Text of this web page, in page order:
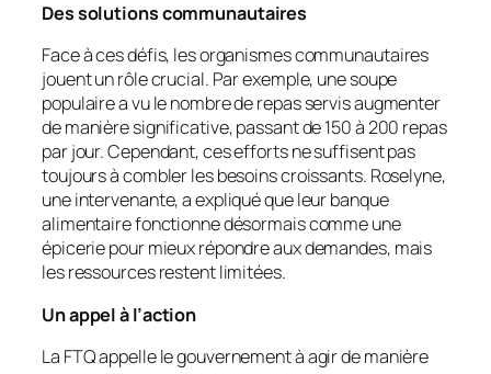
Des solutions communautaires
Face à ces défis, les organismes communautaires
jouent un rôle crucial. Par exemple, une soupe
populaire a vu le nombre de repas servis augmenter
de manière significative, passant de 150 à 200 repas
par jour. Cependant, ces efforts ne suffisent pas
toujours à combler les besoins croissants. Roselyne,
une intervenante, a expliqué que leur banque
alimentaire fonctionne désormais comme une
épicerie pour mieux répondre aux demandes, mais
les ressources restent limitées.
Un appel à l’action
La FTQ appelle le gouvernement à agir de manière